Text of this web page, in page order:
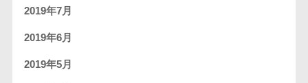
2019年7月
2019年6月
2019年5月